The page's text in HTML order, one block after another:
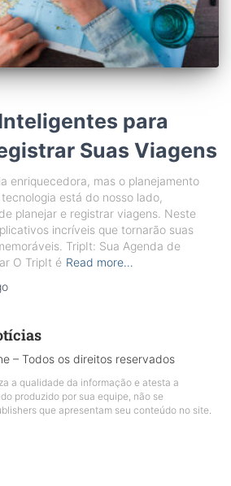
para
Suas Viagens
enriquecedora, mas o planejamento
está do nosso lado,
planejar e registrar viagens. Neste
incríveis que tornarão suas
TripIt: Sua Agenda de
O TripIt é Read more…
– Todos os direitos reservados
a qualidade da informação e atesta a
produzido por sua equipe, não se
que apresentam seu conteúdo no site.